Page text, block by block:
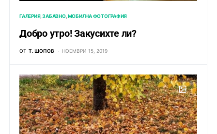
ГАЛЕРИЯ ЗАБАВНО МОБИЛНА ФОТОГРАФИЯ
Добро утро! Закусихте ли?
ОТ Т. ШОПОВ НОЕМВРИ 15, 2019